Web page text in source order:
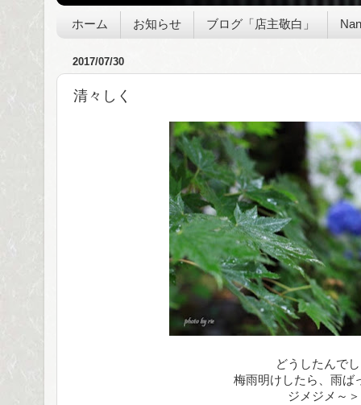
ホーム お知らせ ブログ「店主敬白」
2017/07/30
清々しく
どうしたんで
梅雨明けしたら、雨ば
ジメジメ～